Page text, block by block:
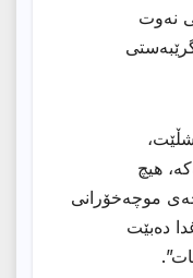
نەوت
هیچ
موچەخۆرانی
دەبێت